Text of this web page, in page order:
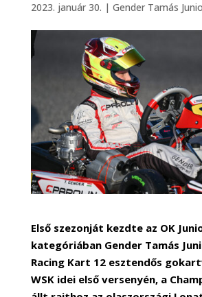
2023. január 30. | Gender Tamás
Első szezonját kezdte az OK
kategóriában Gender Tamás
Racing Kart 12 esztendős
WSK idei első versenyén, a